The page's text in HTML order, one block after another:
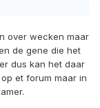
over wecken maar
de gene die het
dus kan het daar
et forum maar in